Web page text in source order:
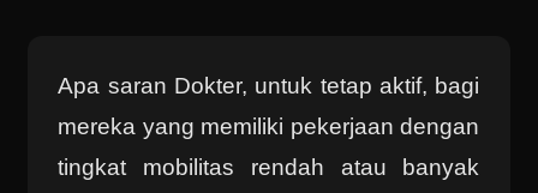
Apa saran Dokter, untuk tetap aktif, bagi
mereka yang memiliki pekerjaan dengan
tingkat mobilitas rendah atau banyak